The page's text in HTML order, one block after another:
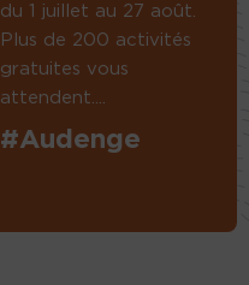
du 1 juillet au 27 août.
Plus de 200 activités
gratuites vous
attendent....
#Audenge